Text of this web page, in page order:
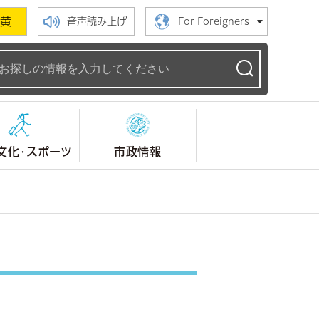
黄 音声読み上げ For Foreigners
化・スポーツ 市政情報